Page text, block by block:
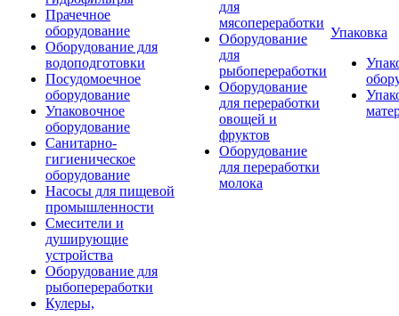
Прачечное
оборудование
Оборудование для
водоподготовки
Посудомоечное
оборудование
Упаковочное
оборудование
Санитарно-
гигиеническое
оборудование
Насосы для пищевой
промышленности
Смесители и
душирующие
устройства
Оборудование для
рыбопереработки
Кулеры,
для
мясопереработки
Оборудование
для
рыбопереработки
Оборудование
для переработки
овощей и
фруктов
Оборудование
для переработки
молока
Упаковка